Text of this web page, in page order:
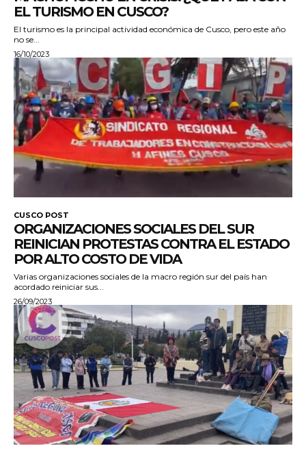
EL TURISMO EN CUSCO?
El turismo es la principal actividad económica de Cusco, pero este año
no se...
16/10/2023
CUSCO POST
ORGANIZACIONES SOCIALES DEL SUR
REINICIAN PROTESTAS CONTRA EL ESTADO
POR ALTO COSTO DE VIDA
Varias organizaciones sociales de la macro región sur del país han
acordado reiniciar sus...
26/09/2023